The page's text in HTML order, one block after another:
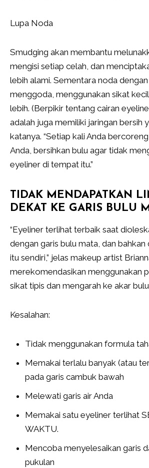
Lupa Noda
Smudging akan membantu
mengisi setiap celah, dan
lebih alami. Sementara noda
menggoda, menggunakan sikat
lebih. (Berpikir tentang cairan
adalah juga memiliki jaringan bersih
katanya. “Setiap kali Anda
Anda, bersihkan bulu agar tidak
eyeliner di tempat itu.”
TIDAK MENDAPATKAN
DEKAT KE GARIS BULU
“Eyeliner terlihat terbaik saat
dengan garis bulu mata, dan bahkan
itu sendiri,” jelas makeup artist
merekomendasikan menggunakan
sikat tipis dan mengarah ke akar
Kesalahan:
Tidak menggunakan formula
Memakai terlalu banyak (atau
pada garis cambuk bawah
Melewati garis air Anda
Memakai satu eyeliner terlihat
WAKTU.
Mencoba menyelesaikan garis
pukulan